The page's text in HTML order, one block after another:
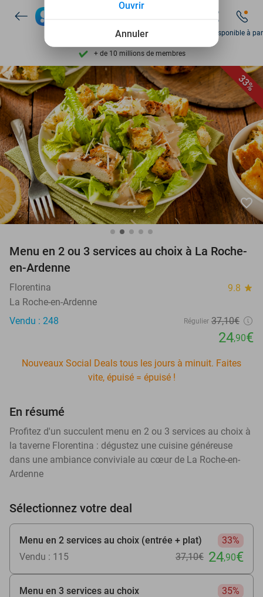
Découvrez + de 15.000 deals
Disponible 7 jours par semaine
+ de 10 millions de membres
9,4 basé sur206 239 avis
Découvrez + de 15.000 deals
Disponible 7 jours par semaine
+ de 10 millions de membres
Dim disponible à
33%
favorite_border
Menu en 2 ou 3 services au choix à La Roche-
en-Ardenne
Florentina 9.8 star
La Roche-en-Ardenne
Vendu : 248
Régulier 37,10€
24,90€
Nouveaux Social Deals tous les jours à minuit. Faites
vite, épuisé = épuisé !
En résumé
Profitez d'un succulent menu en 2 ou 3 services au choix à
la taverne Florentina : dégustez une cuisine généreuse
dans une ambiance conviviale au cœur de La Roche-en-
Ardenne
Sélectionnez votre deal
Menu en 2 services au choix (entrée + plat)
33%
Vendu : 115
37,10€ 24,90€
Menu en 3 services au choix
35%
Annuler
Ouvrir